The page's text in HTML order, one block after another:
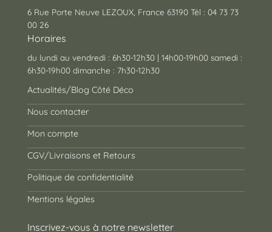
6 Rue Porte Neuve LEZOUX, France 63190 Tél : 04 73 73
00 26
Horaires
du lundi au vendredi : 6h30-12h30 | 14h00-19h00 samedi :
6h30-19h00 dimanche : 7h30-12h30
Actualités/Blog Côté Déco
Nous contacter
Mon compte
CGV/Livraisons et Retours
Politique de confidentialité
Mentions légales
Inscrivez-vous à notre newsletter